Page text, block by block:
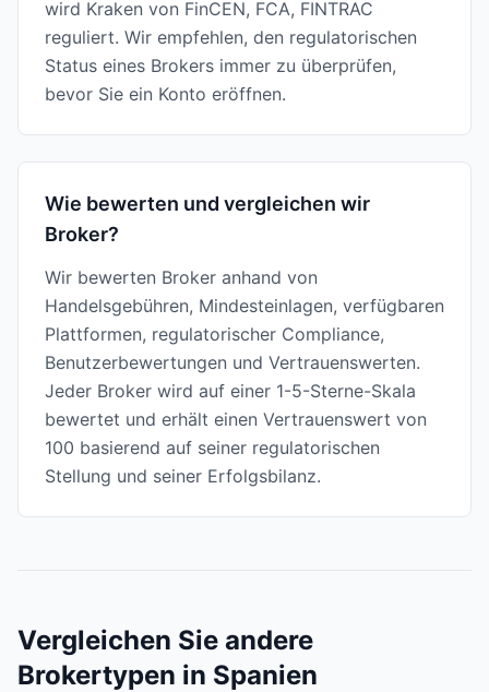
wird Kraken von FinCEN, FCA, FINTRAC
reguliert. Wir empfehlen, den regulatorischen
Status eines Brokers immer zu überprüfen,
bevor Sie ein Konto eröffnen.
Wie bewerten und vergleichen wir
Broker?
Wir bewerten Broker anhand von
Handelsgebühren, Mindesteinlagen, verfügbaren
Plattformen, regulatorischer Compliance,
Benutzerbewertungen und Vertrauenswerten.
Jeder Broker wird auf einer 1-5-Sterne-Skala
bewertet und erhält einen Vertrauenswert von
100 basierend auf seiner regulatorischen
Stellung und seiner Erfolgsbilanz.
Vergleichen Sie andere
Brokertypen in Spanien